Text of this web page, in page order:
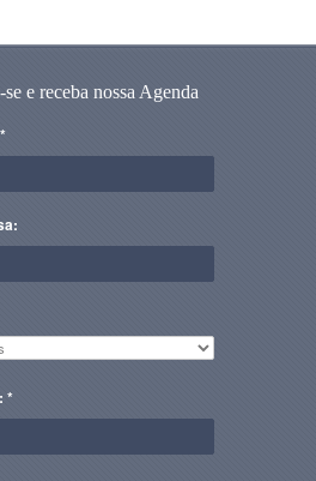
se e receba nossa Agenda
*